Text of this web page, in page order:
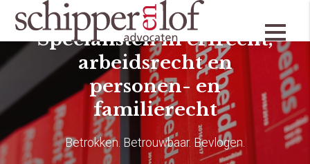
Specialisten in erfrecht,
arbeidsrecht en
personen- en
familierecht
Betrokken. Betrouwbaar. Bevlogen.